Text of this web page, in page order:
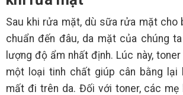
Sau khi rửa mặt, dù sữa rửa mặt cho
chuẩn đến đâu, da mặt của chúng
lượng độ ẩm nhất định. Lúc này,
một loại tinh chất giúp cân bằng lại
mất đi trên da. Đối với toner, các mẹ